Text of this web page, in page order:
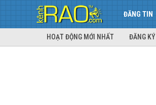
ĐĂNG TIN
HOẠT ĐỘNG MỚI NHẤT ĐĂNG KÝ